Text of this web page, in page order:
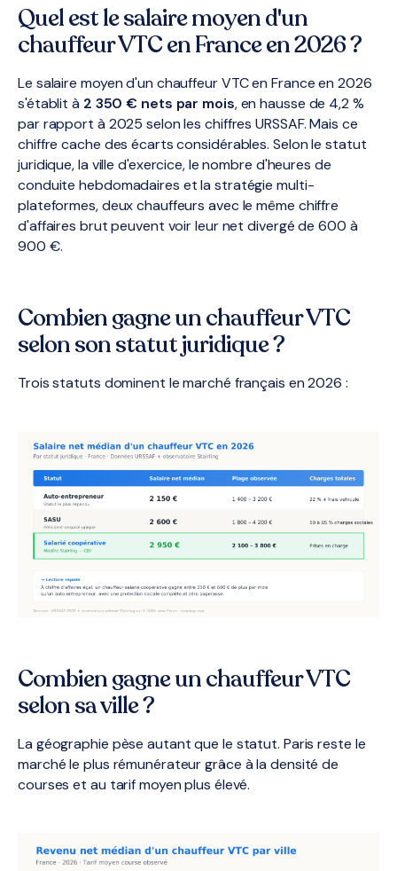
Quel est le salaire moyen d'un
chauffeur VTC en France en 2026 ?
Le salaire moyen d'un chauffeur VTC en France en 2026
s'établit à 2 350 € nets par mois, en hausse de 4,2 %
par rapport à 2025 selon les chiffres URSSAF. Mais ce
chiffre cache des écarts considérables. Selon le statut
juridique, la ville d'exercice, le nombre d'heures de
conduite hebdomadaires et la stratégie multi-
plateformes, deux chauffeurs avec le même chiffre
d'affaires brut peuvent voir leur net divergé de 600 à
900 €.
Combien gagne un chauffeur VTC
selon son statut juridique ?
Trois statuts dominent le marché français en 2026 :
Combien gagne un chauffeur VTC
selon sa ville ?
La géographie pèse autant que le statut. Paris reste le
marché le plus rémunérateur grâce à la densité de
courses et au tarif moyen plus élevé.